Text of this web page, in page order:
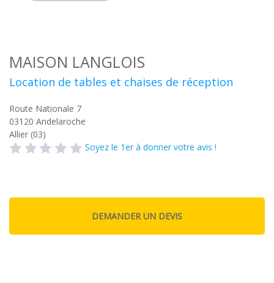
MAISON LANGLOIS
Location de tables et chaises de réception
Route Nationale 7
03120 Andelaroche
Allier (03)
Soyez le 1er à donner votre avis !